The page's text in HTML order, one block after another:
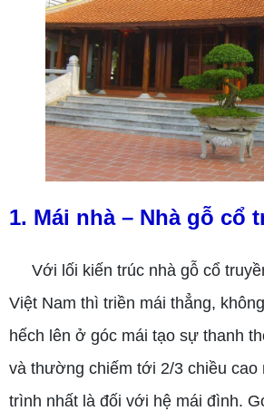
1. Mái nhà – Nhà gỗ cổ
Với lối kiến trúc nhà gỗ cổ
Việt Nam thì triền mái thẳng,
hếch lên ở góc mái tạo sự thanh
và thường chiếm tới 2/3 chiều cao
trình nhất là đối với hệ mái đình.